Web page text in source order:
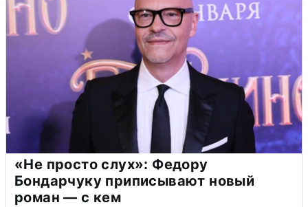
«Не просто слух»: Федору
Бондарчуку приписывают новый
роман — с кем